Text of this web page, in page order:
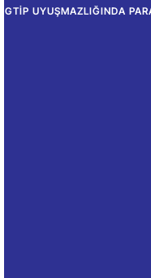
GTİP UYUŞMAZLIĞINDA